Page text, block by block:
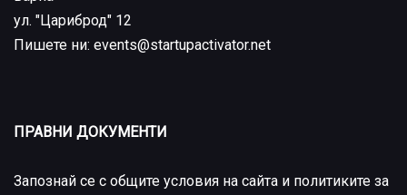
ул. "Цариброд" 12
Пишете ни: events@startupactivator.net
ПРАВНИ ДОКУМЕНТИ
Запознай се с общите условия на сайта и политиките за